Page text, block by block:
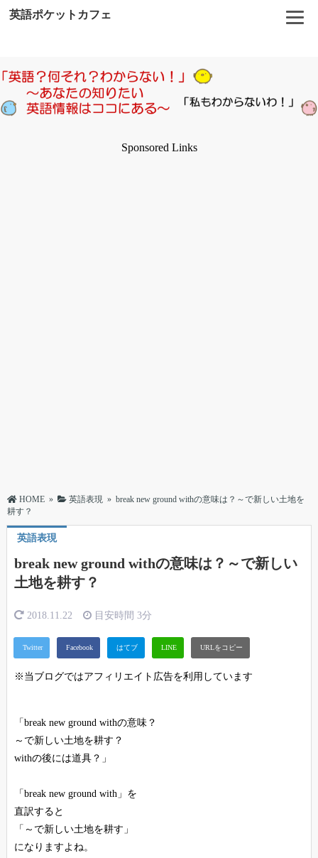
英語ポケットカフェ
Sponsored Links
HOME » 英語表現 » break new ground withの意味は？～で新しい土地を
耕す？
英語表現
break new ground withの意味は？～で新しい
土地を耕す？
2018.11.22 目安時間 3分
※当ブログではアフィリエイト広告を利用しています
「break new ground withの意味？
～で新しい土地を耕す？
withの後には道具？」
「break new ground with」を
直訳すると
「～で新しい土地を耕す」
になりますよね。